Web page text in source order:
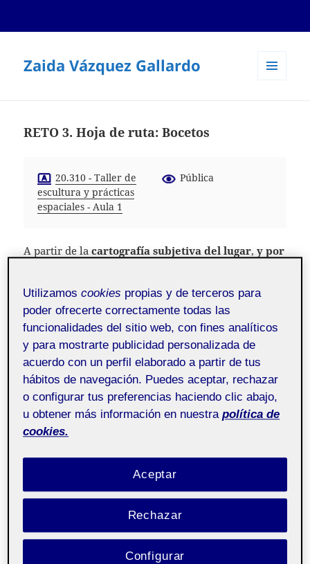
Zaida Vázquez Gallardo
RETO 3. Hoja de ruta: Bocetos
20.310 - Taller de
escultura y prácticas
espaciales - Aula 1
Pública
A partir de lacartografía subjetiva del lugar,y por
las personas enterradas y por sentirme vulnerable
como mujer en un espacio aislado, planteo tres
accionesin situ:
En primer lugar, construiré uncírculo con piedras
negrasdentro del camposanto (estrategia a:
landmark). Elcírculo, trabajado previamente en el
análisis formal,simboliza los ciclos de la vida, la
unidad y la totalidad
tradiciones funerarias donde
se dejan piedras en lugar de flores
dimensión simbólica de memoria y permanencia.
Utilizamoscookies propias y de terceros para
poder ofrecerte correctamente todas las
funcionalidades del sitio web, con fines analíticos
y para mostrarte publicidad personalizada de
acuerdo con un perfil elaborado a partir de tus
hábitos de navegación. Puedes aceptar, rechazar
o configurar tus preferencias haciendo clic abajo,
u obtener más información en nuestra política de
cookies.
Rechazar
Aceptar
Configurar